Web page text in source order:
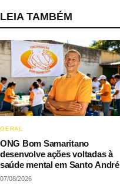
LEIA TAMBÉM
GERAL
ONG Bom Samaritano
desenvolve ações voltadas à
saúde mental em Santo André
07/08/2026